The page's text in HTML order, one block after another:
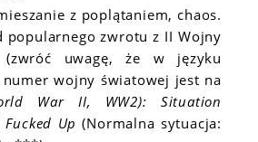
z poplątaniem, chaos.
popularnego zwrotu z II Wojny
(zwróć uwagę, że w języku
wojny światowej jest na
War II, WW2): Situation
Up (Normalna sytuacja: